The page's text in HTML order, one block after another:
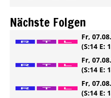
Nächste Folgen
Fr,
(S:14 E:
Fr,
(S:14 E:
Fr,
(S:14 E: